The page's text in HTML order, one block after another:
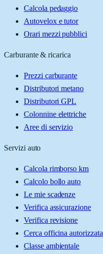
Calcola pedaggio
Autovelox e tutor
Orari mezzi pubblici
Carburante & ricarica
Prezzi carburante
Distributori metano
Distributori GPL
Colonnine elettriche
Aree di servizio
Servizi auto
Calcola rimborso km
Calcolo bollo auto
Le mie scadenze
Verifica assicurazione
Verifica revisione
Cerca officina autorizzata
Classe ambientale